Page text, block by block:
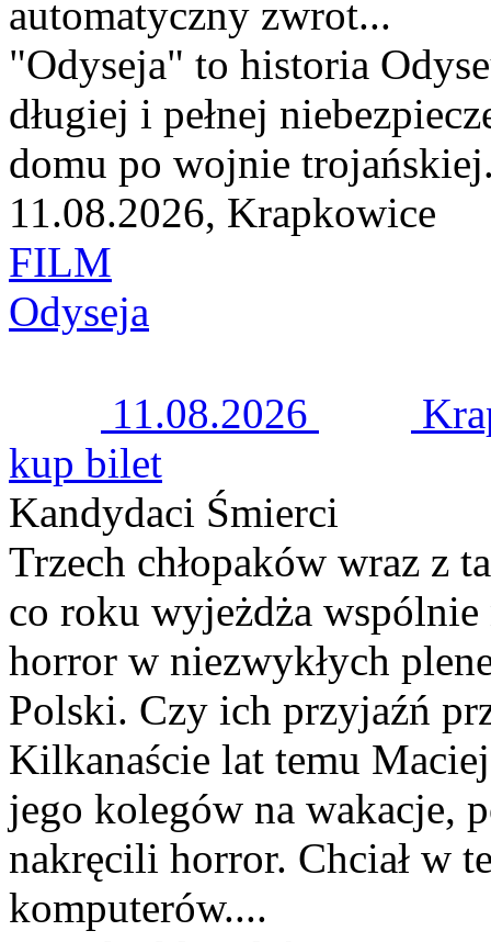
automatyczny zwrot...
"Odyseja" to historia
długiej i pełnej
domu po wojnie
11.08.2026, Krapkowice
FILM
Odyseja
11.08.2026
kup bilet
Kandydaci Śmierci
Trzech chłopaków wraz z
co roku wyjeżdża
horror w niezwykłych
Polski. Czy ich przyjaźń
Kilkanaście lat temu
jego kolegów na wakacje,
nakręcili horror. Chciał w
komputerów....